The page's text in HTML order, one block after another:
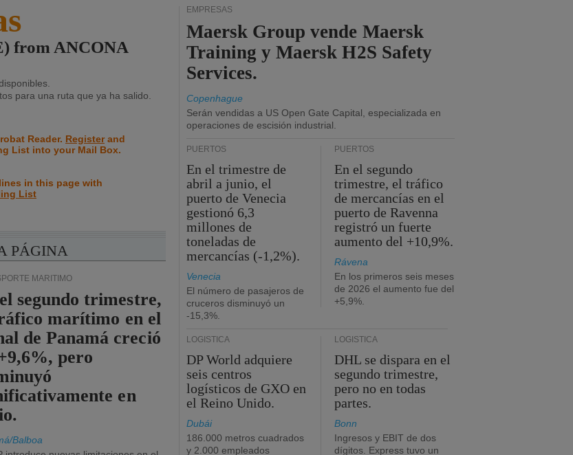
from ANCONA
para una ruta que ya ha salido.
Reader. Registerand
List into your Mail Box.
in this page with
List
PÁGINA
MARÍTIMO
segundo trimestre,
marítimo en el
de Panamá creció
pero
en
Balboa
EMPRESAS
Maersk Group vende Maersk
Training y Maersk H2S Safety
Services.
Copenhague
Serán vendidas a US Open Gate Capital, especializada en
operaciones de escisión industrial.
PUERTOS
En el trimestre de
abril a junio, el
puerto de Venecia
gestionó 6,3
millones de
toneladas de
mercancías (-1,2%).
Venecia
El número de pasajeros de
cruceros disminuyó un
-15,3%.
PUERTOS
En el segundo
trimestre, el tráfico
de mercancías en el
puerto de Ravenna
registró un fuerte
aumento del +10,9%.
Rávena
En los primeros seis meses
de 2026 el aumento fue del
+5,9%.
LOGÍSTICA
DP World adquiere
seis centros
logísticos de GXO en
el Reino Unido.
Dubái
186.000 metros cuadrados
y 2.000 empleados
LOGÍSTICA
DHL se dispara en el
segundo trimestre,
pero no en todas
partes.
Bonn
Ingresos y EBIT de dos
dígitos. Express tuvo un